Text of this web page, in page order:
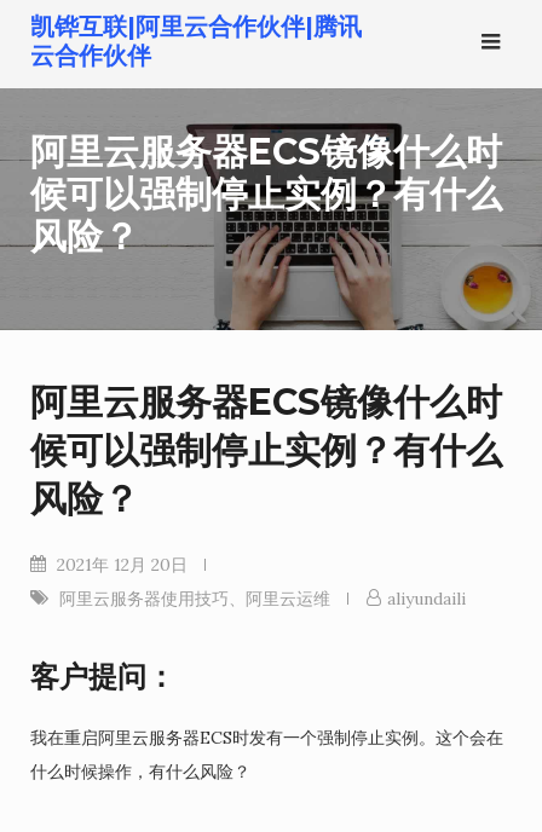
到
凯铧互联|阿里云合作伙伴|腾讯
云合作伙伴
阿里云服务器ECS镜像什么时
候可以强制停止实例？有什么
风险？
阿里云服务器ECS镜像什么时
候可以强制停止实例？有什么
风险？
2021年 12月 20日
阿里云服务器使用技巧、 阿里云运维 aliyundaili
客户提问：
我在重启阿里云服务器ECS时发有一个强制停止实例。这个会在
什么时候操作，有什么风险？